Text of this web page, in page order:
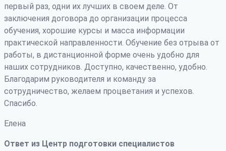
первый раз, одни их лучших в своем деле. От
заключения договора до организации процесса
обучения, хорошие курсы и масса информации
практической направленности. Обучение без отрыва от
работы, в дистанционной форме очень удобно для
наших сотрудников. Доступно, качественно, удобно.
Благодарим руководителя и команду за
сотрудничество, желаем процветания и успехов.
Спасибо.
Елена
Ответ из Центр подготовки специалистов